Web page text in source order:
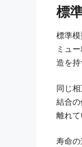
標
標準
ミュ
造を
同じ
結合
離れ
寿命